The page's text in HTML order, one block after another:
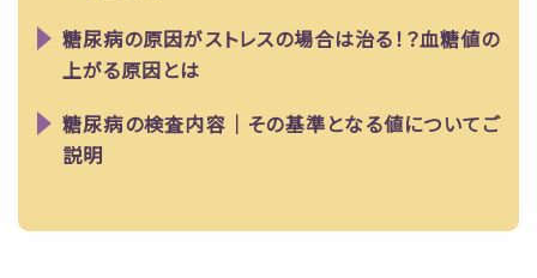
糖尿病の原因がストレスの場合は治る！？血糖値の
上がる原因とは
糖尿病の検査内容｜その基準となる値についてご
説明